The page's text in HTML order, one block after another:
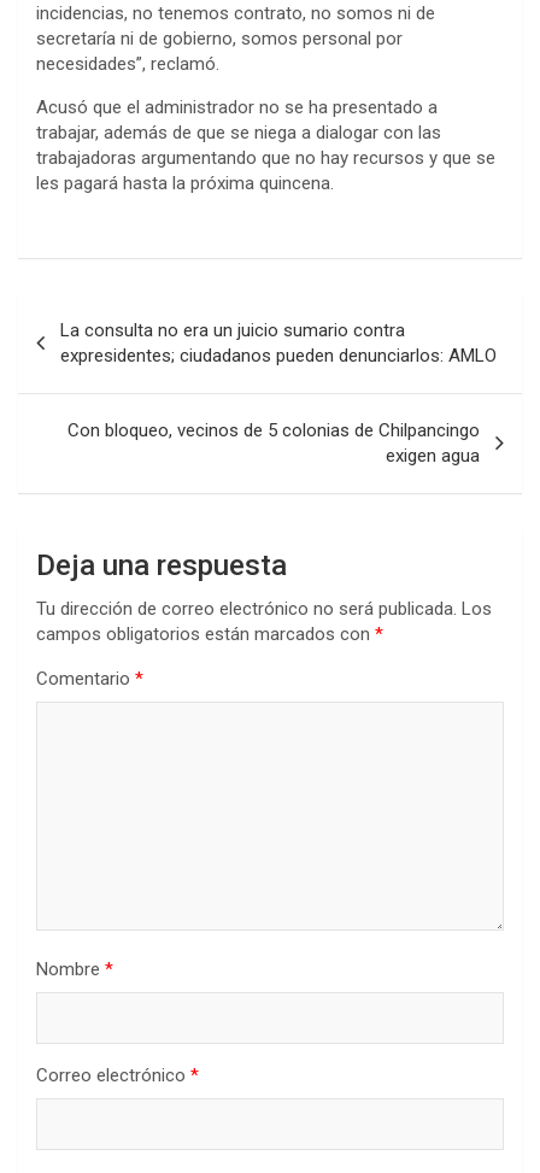
incidencias, no tenemos contrato, no somos ni de
secretaría ni de gobierno, somos personal por
necesidades”, reclamó.
Acusó que el administrador no se ha presentado a
trabajar, además de que se niega a dialogar con las
trabajadoras argumentando que no hay recursos y que se
les pagará hasta la próxima quincena.
de
entradas
La consulta no era un juicio sumario contra
expresidentes; ciudadanos pueden denunciarlos: AMLO
Con bloqueo, vecinos de 5 colonias de Chilpancingo
exigen agua
Deja una respuesta
Tu dirección de correo electrónico no será publicada. Los
campos obligatorios están marcados con *
Comentario *
Nombre *
Correo electrónico *